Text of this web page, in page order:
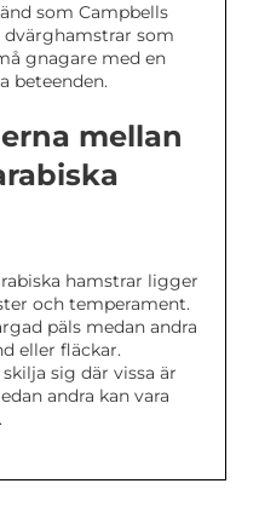
som Campbells
som
gnagare med en
beteenden.
mellan
hamstrar ligger
och temperament.
päls medan andra
eller fläckar.
sig där vissa är
andra kan vara